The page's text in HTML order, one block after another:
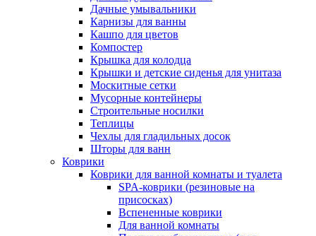
Дачные умывальники
Карнизы для ванны
Кашпо для цветов
Компостер
Крышка для колодца
Крышки и детские сиденья для унитаза
Москитные сетки
Мусорные контейнеры
Строительные носилки
Теплицы
Чехлы для гладильных досок
Шторы для ванн
Коврики
Коврики для ванной комнаты и туалета
SPA-коврики (резиновые на
присосках)
Вспененные коврики
Для ванной комнаты